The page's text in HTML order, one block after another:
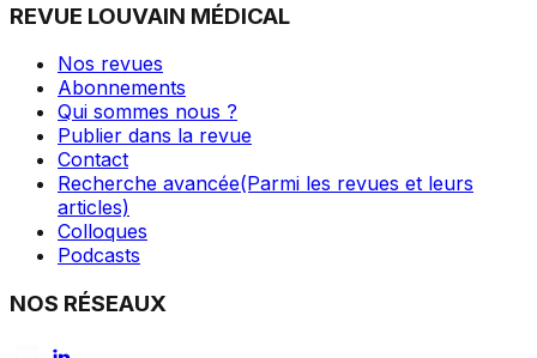
REVUE LOUVAIN MÉDICAL
Nos revues
Abonnements
Qui sommes nous ?
Publier dans la revue
Contact
Recherche avancée(Parmi les revues et leurs
articles)
Colloques
Podcasts
NOS RÉSEAUX